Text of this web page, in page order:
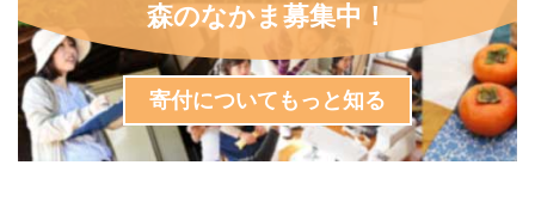
森のなかま募集中！
寄付についてもっと知る